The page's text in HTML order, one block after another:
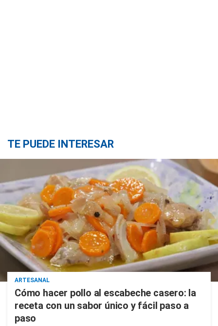
TE PUEDE INTERESAR
ARTESANAL
Cómo hacer pollo al escabeche casero: la
receta con un sabor único y fácil paso a
paso